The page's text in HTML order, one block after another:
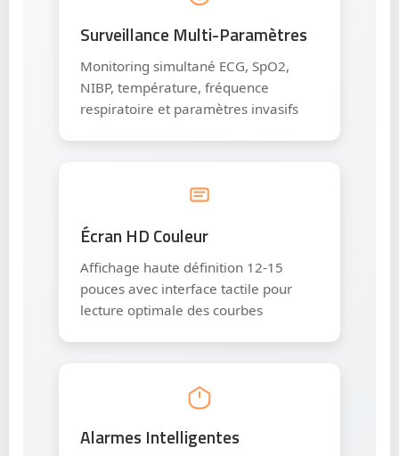
Surveillance Multi-Paramètres
Monitoring simultané ECG, SpO2,
NIBP, température, fréquence
respiratoire et paramètres invasifs
Écran HD Couleur
Affichage haute définition 12-15
pouces avec interface tactile pour
lecture optimale des courbes
Alarmes Intelligentes